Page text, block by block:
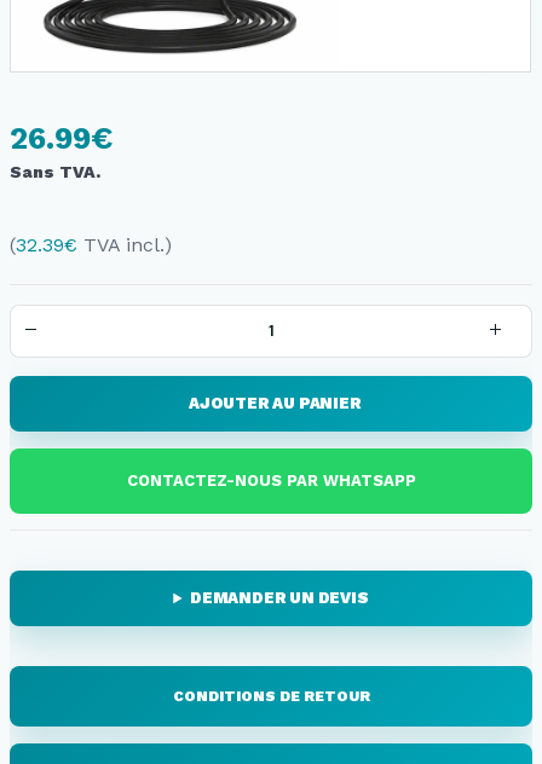
26.99€
Sans TVA.
(32.39€ TVA incl.)
AJOUTER AU PANIER
CONTACTEZ-NOUS PAR WHATSAPP
DEMANDER UN DEVIS
CONDITIONS DE RETOUR